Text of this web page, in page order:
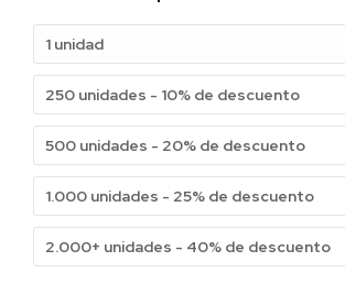
1 unidad
250 unidades - 10% de descuento
500 unidades - 20% de descuento
1.000 unidades - 25% de descuento
2.000+ unidades - 40% de descuento